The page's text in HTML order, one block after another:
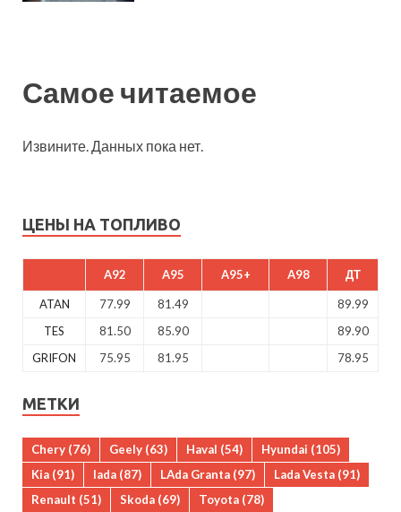
Самое читаемое
Извините. Данных пока нет.
ЦЕНЫ НА ТОПЛИВО
A92 A95 A95+ A98 ДТ
ATAN 77.99 81.49
89.99
TES
81.50 85.90
89.90
GRIFON
75.95 81.95 78.95
МЕТКИ
Chery (76) Geely (63) Haval (54) Hyundai (105)
Kia (91) lada (87) LAda Granta (97) Lada Vesta (91)
Renault (51) Skoda (69) Toyota (78)